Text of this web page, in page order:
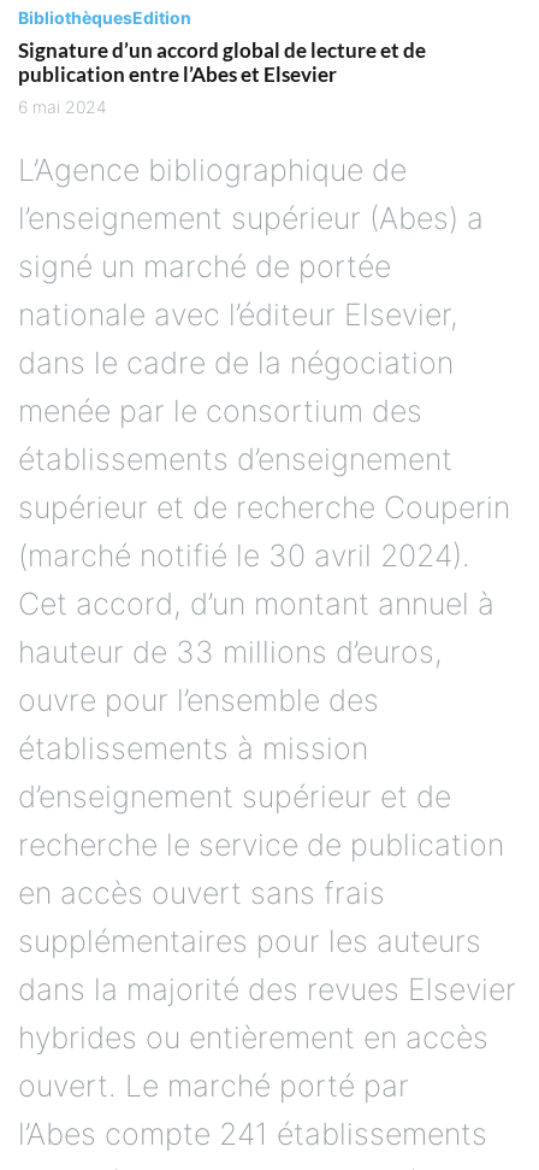
BibliothèquesEdition
Signature d’un accord global de lecture et de
publication entre l’Abes et Elsevier
6 mai 2024
L’Agence bibliographique de
l’enseignement supérieur (Abes) a
signé un marché de portée
nationale avec l’éditeur Elsevier,
dans le cadre de la négociation
menée par le consortium des
établissements d’enseignement
supérieur et de recherche Couperin
(marché notifié le 30 avril 2024).
Cet accord, d’un montant annuel à
hauteur de 33 millions d’euros,
ouvre pour l’ensemble des
établissements à mission
d’enseignement supérieur et de
recherche le service de publication
en accès ouvert sans frais
supplémentaires pour les auteurs
dans la majorité des revues Elsevier
hybrides ou entièrement en accès
ouvert. Le marché porté par
l’Abes compte 241 établissements